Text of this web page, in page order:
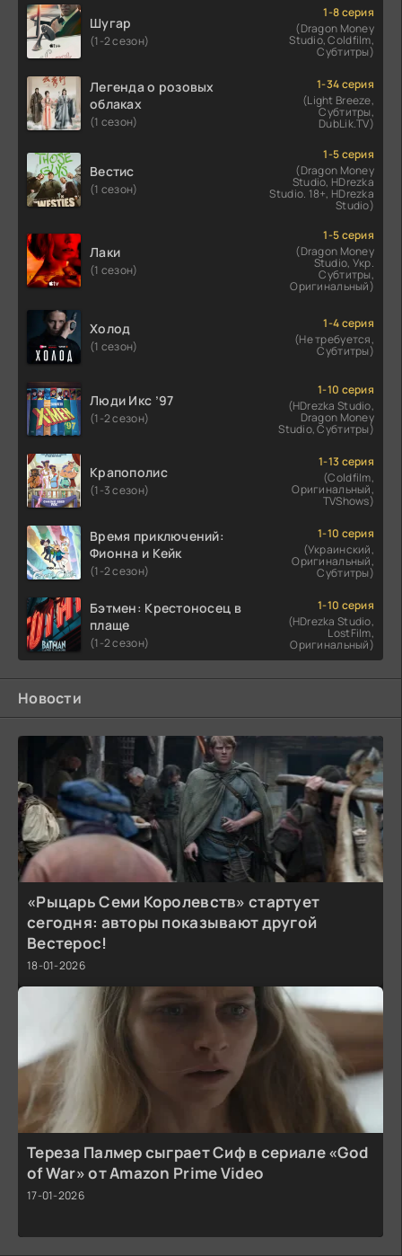
Шугар
(1-2 сезон)
1-8 серия
(Dragon Money
Studio, Coldfilm,
Субтитры)
Легенда о розовых
облаках
(1 сезон)
1-34 серия
(Light Breeze,
Субтитры,
DubLik.TV)
Вестис
(1 сезон)
1-5 серия
(Dragon Money
Studio, HDrezka
Studio. 18+, HDrezka
Studio)
Лаки
(1 сезон)
1-5 серия
(Dragon Money
Studio, Укр.
Субтитры,
Оригинальный)
Холод
(1 сезон)
1-4 серия
(Не требуется,
Субтитры)
Люди Икс ’97
(1-2 сезон)
1-10 серия
(HDrezka Studio,
Dragon Money
Studio, Субтитры)
Крапополис
(1-3 сезон)
1-13 серия
(Coldfilm,
Оригинальный,
TVShows)
Время приключений:
Фионна и Кейк
(1-2 сезон)
1-10 серия
(Украинский,
Оригинальный,
Субтитры)
Бэтмен: Крестоносец в
плаще
(1-2 сезон)
1-10 серия
(HDrezka Studio,
LostFilm,
Оригинальный)
Новости
«Рыцарь Семи Королевств» стартует
сегодня: авторы показывают другой
Вестерос!
18-01-2026
Тереза Палмер сыграет Сиф в сериале «God
of War» от Amazon Prime Video
17-01-2026